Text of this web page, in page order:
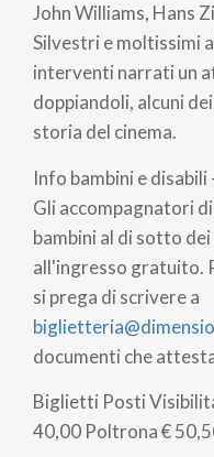
John Williams, Hans
Silvestri e moltissimi
interventi narrati un
doppiandoli, alcuni
storia del cinema.
Info bambini e disabili
Gli accompagnatori
bambini al di sotto
all'ingresso gratuito.
si prega di scrivere a
documenti che
Biglietti Posti
40,00 Poltrona€